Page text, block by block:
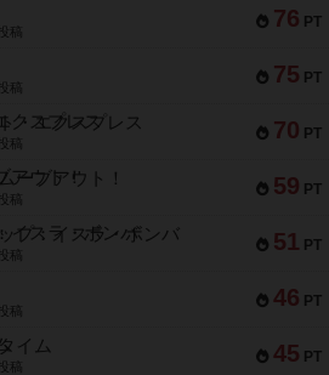
76 PT
稿
75 PT
稿
70 PT
・エクスプレス
稿
59 PT
ーブアウト！
稿
51 PT
プ：イスラ・ボンバ
稿
46 PT
稿
45 PT
イム
稿